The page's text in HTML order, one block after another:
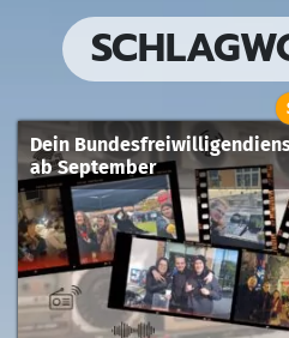
Dein
ab September